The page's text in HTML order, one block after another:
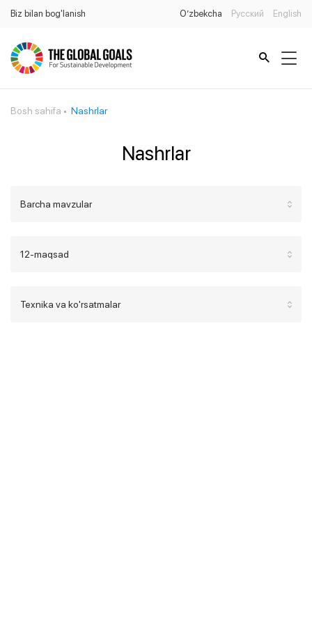
Biz bilan bog'lanish O’zbekcha Русский English
Bosh sahifa Nashrlar
Nashrlar
Barcha mavzular
12-maqsad
Texnika va ko'rsatmalar